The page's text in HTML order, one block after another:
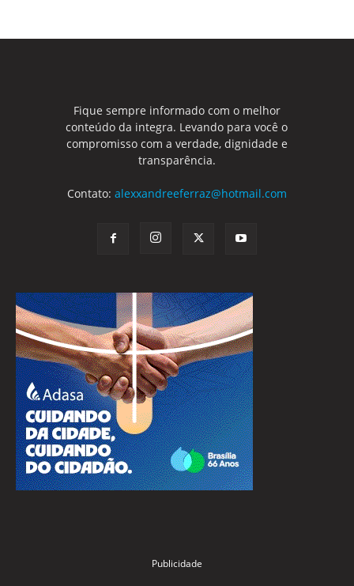
Fique sempre informado com o melhor
conteúdo da integra. Levando para você o
compromisso com a verdade, dignidade e
transparência.
Contato: alexxandreeferraz@hotmail.com
Publicidade